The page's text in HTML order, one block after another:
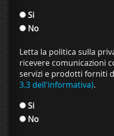
Si
No
Letta la politica sulla
ricevere comunicazioni
servizi e prodotti forniti
3.3 dell'informativa).
Si
No